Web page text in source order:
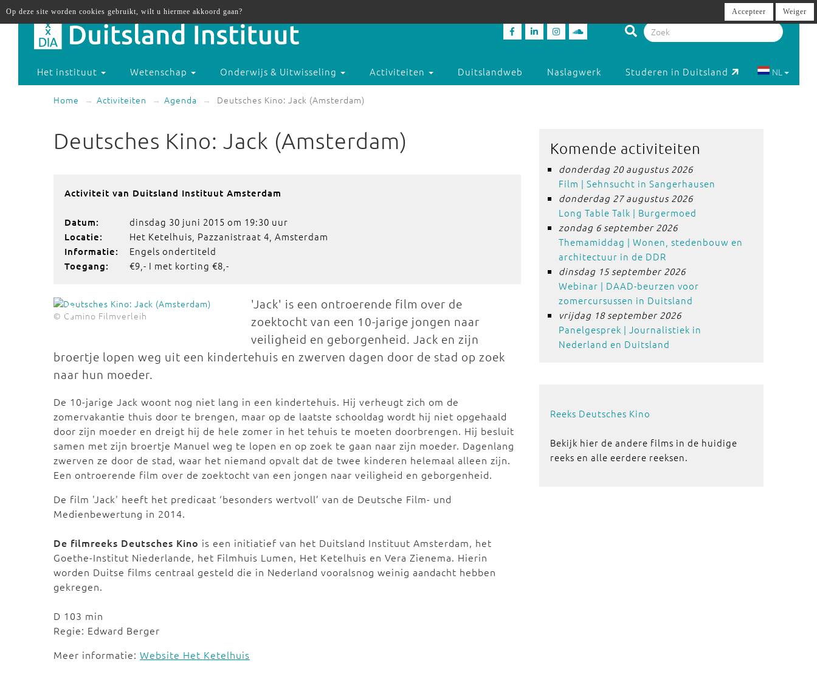
Het instituut Wetenschap Onderwijs & Uitwisseling Activiteiten Duitslandweb Naslagwerk Studeren in Duitsland NL
Home Activiteiten Agenda Deutsches Kino: Jack (Amsterdam)
Deutsches Kino: Jack (Amsterdam)
Activiteit van Duitsland Instituut Amsterdam
Datum: dinsdag 30 juni 2015 om 19:30 uur
Locatie: Het Ketelhuis, Pazzanistraat 4, Amsterdam
Informatie: Engels ondertiteld
Toegang: €9,- I met korting €8,-
© Camino Filmverleih
'Jack' is een ontroerende film over de
zoektocht van een 10-jarige jongen naar
veiligheid en geborgenheid. Jack en zijn
broertje lopen weg uit een kindertehuis en zwerven dagen door de stad op zoek
naar hun moeder.
De 10-jarige Jack woont nog niet lang in een kindertehuis. Hij verheugt zich om de
zomervakantie thuis door te brengen, maar op de laatste schooldag wordt hij niet opgehaald
door zijn moeder en dreigt hij de hele zomer in het tehuis te moeten doorbrengen. Hij besluit
samen met zijn broertje Manuel weg te lopen en op zoek te gaan naar zijn moeder. Dagenlang
zwerven ze door de stad, waar het niemand opvalt dat de twee kinderen helemaal alleen zijn.
Een ontroerende film over de zoektocht van een jongen naar veiligheid en geborgenheid.
De film 'Jack' heeft het predicaat ‘besonders wertvoll’ van de Deutsche Film- und
Medienbewertung in 2014.
De filmreeks Deutsches Kino is een initiatief van het Duitsland Instituut Amsterdam, het
Goethe-Institut Niederlande, het Filmhuis Lumen, Het Ketelhuis en Vera Zienema. Hierin
worden Duitse films centraal gesteld die in Nederland vooralsnog weinig aandacht hebben
gekregen.
D 103 min
Regie: Edward Berger
Meer informatie: Website Het Ketelhuis
Komende activiteiten
donderdag 20 augustus 2026
Film | Sehnsucht in Sangerhausen
donderdag 27 augustus 2026
Long Table Talk | Burgermoed
zondag 6 september 2026
Themamiddag | Wonen, stedenbouw en
architectuur in de DDR
dinsdag 15 september 2026
Webinar | DAAD-beurzen voor
zomercursussen in Duitsland
vrijdag 18 september 2026
Panelgesprek | Journalistiek in
Nederland en Duitsland
Reeks Deutsches Kino
Bekijk hier de andere films in de huidige
reeks en alle eerdere reeksen.
Op deze site worden cookies gebruikt, wilt u hiermee akkoord gaan? Accepteer Weiger